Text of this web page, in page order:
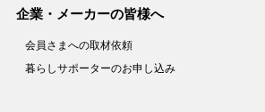
企業・メーカーの皆様へ
会員さまへの取材依頼
暮らしサポーターのお申し込み